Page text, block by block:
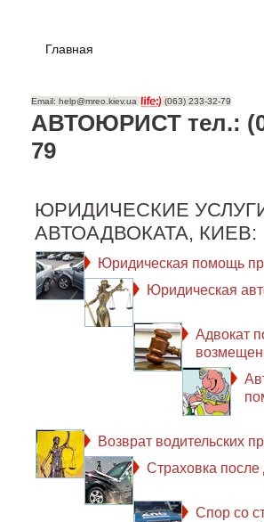
Главная
Email: help@mreo.kiev.ua (063) 233-32-79
АВТОЮРИСТ тел.:
79
ЮРИДИЧЕСКИЕ
АВТОАДВОКАТА, КИЕВ:
Юридическая помощь
Юридическая
Адвокат
Возврат водительских
Страховка
Спор со